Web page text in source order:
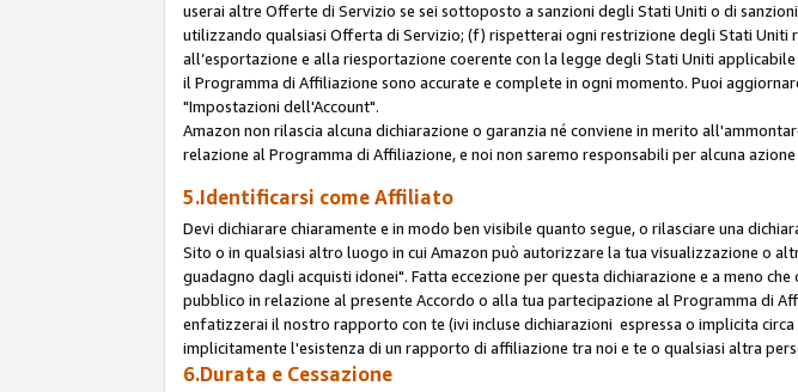
userai altre Offerte di Servizio se sei sottoposto a sanzioni degli Stati Uniti o di
utilizzando qualsiasi Offerta di Servizio; (f) rispetterai ogni restrizione degli Stati
all’esportazione e alla riesportazione coerente con la legge degli Stati Uniti
il Programma di Affiliazione sono accurate e complete in ogni momento. Puoi
"Impostazioni dell'Account".
Amazon non rilascia alcuna dichiarazione o garanzia né conviene in merito
relazione al Programma di Affiliazione, e noi non saremo responsabili per alcuna
5.Identificarsi come Affiliato
Devi dichiarare chiaramente e in modo ben visibile quanto segue, o rilasciare una
Sito o in qualsiasi altro luogo in cui Amazon può autorizzare la tua visualizzazione o
guadagno dagli acquisti idonei". Fatta eccezione per questa dichiarazione e a meno
pubblico in relazione al presente Accordo o alla tua partecipazione al Programma di
enfatizzerai il nostro rapporto con te (ivi incluse dichiarazioni espressa o implicita
implicitamente l'esistenza di un rapporto di affiliazione tra noi e te o qualsiasi altra
6.Durata e Cessazione